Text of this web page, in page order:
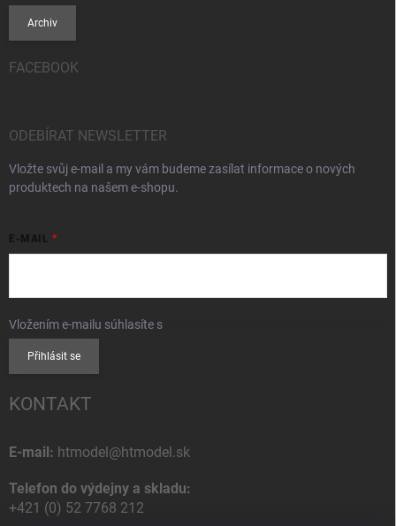
Archiv
FACEBOOK
ODEBÍRAT NEWSLETTER
Vložte svůj e-mail a my vám budeme zasílat informace o nových
produktech na našem e-shopu.
E-MAIL
Vložením e-mailu súhlasíte s
Přihlásit se
KONTAKT
E-mail: htmodel@htmodel.sk
Telefon do výdejny a skladu:
+421 (0) 52 7768 212